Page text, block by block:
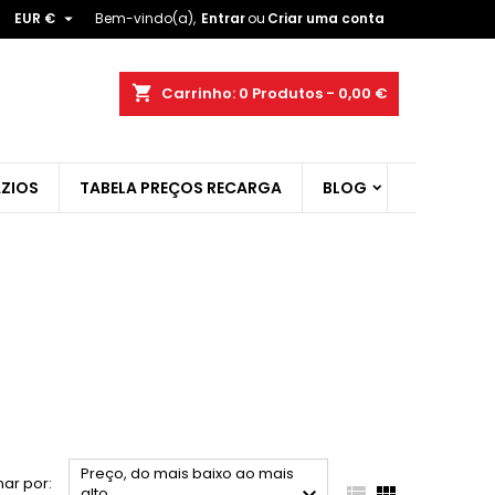
Bem-vindo(a), Entrarou Criar uma conta
EUR € 
shopping_cart Carrinho: 0 Produtos - 0,00 €
TABELA PREÇOS RECARGA BLOG
por:
Preço, do mais baixo ao mais